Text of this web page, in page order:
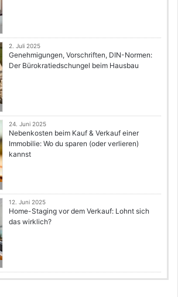
2. Juli 2025
Genehmigungen, Vorschriften, DIN-Normen:
Der Bürokratiedschungel beim Hausbau
24. Juni 2025
Nebenkosten beim Kauf & Verkauf einer
Immobilie: Wo du sparen (oder verlieren)
kannst
12. Juni 2025
Home-Staging vor dem Verkauf: Lohnt sich
das wirklich?